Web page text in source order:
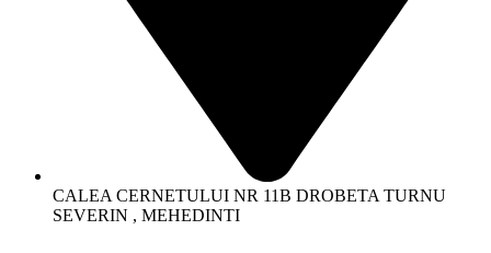
CALEA CERNETULUI NR 11B DROBETA TURNU
SEVERIN , MEHEDINTI